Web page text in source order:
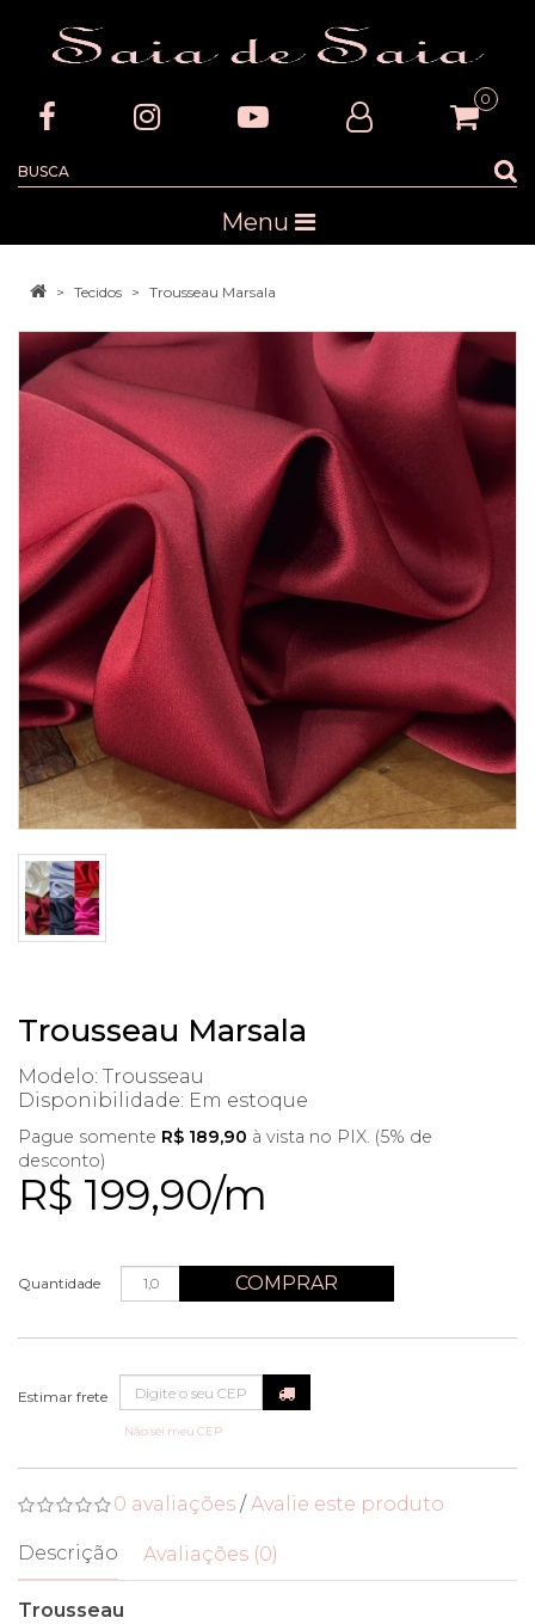
0
Menu
Tecidos Trousseau Marsala
Trousseau Marsala
Modelo: Trousseau
Disponibilidade: Em estoque
R$ 199,90/m
Pague somente R$ 189,90 à vista no PIX. (5% de
desconto)
Quantidade COMPRAR
Não sei meu CEP
0 avaliações /Avalie este produto
Descrição Avaliações (0)
Trousseau